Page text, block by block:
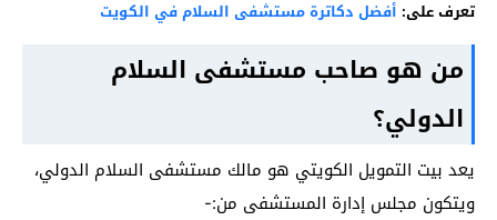
تعرف على: أفضل دكاترة مستشفى السلام في الكويت
من هو صاحب مستشفى السلام
الدولي؟
يعد بيت التمويل الكويتي هو مالك مستشفى السلام الدولي،
ويتكون مجلس إدارة المستشفى من:-